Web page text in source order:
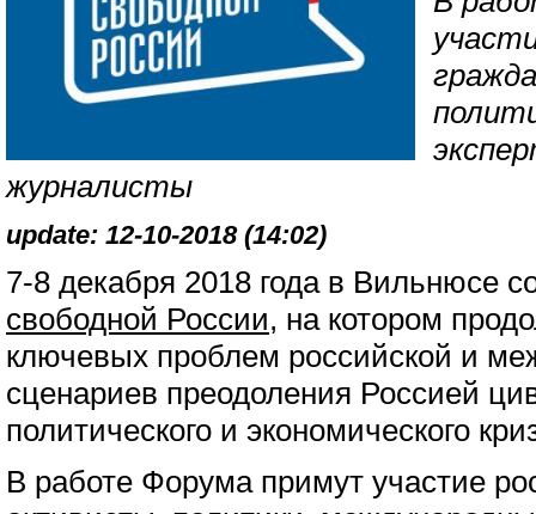
журналисты
update: 12-10-2018 (14:02)
7-8 декабря 2018 года в Вильнюсе
свободной России, на котором
ключевых проблем российской и
сценариев преодоления Россией
политического и экономического
В работе Форума примут участие